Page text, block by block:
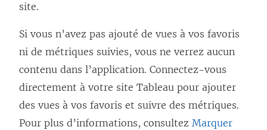
n
s
u
n
e
n
site.
Si vous n’avez pas ajouté de vues à vos favoris
ni de métriques suivies, vous ne verrez aucun
contenu dans l’application. Connectez-vous
directement à votre site Tableau pour ajouter
des vues à vos favoris et suivre des métriques.
Pour plus d’informations, consultez Marquer